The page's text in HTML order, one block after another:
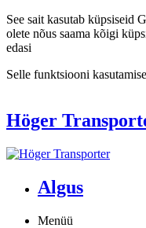
See sait kasutab küpsiseid
olete nõus saama kõigi
edasi
Selle funktsiooni
Höger
Algus
Menüü